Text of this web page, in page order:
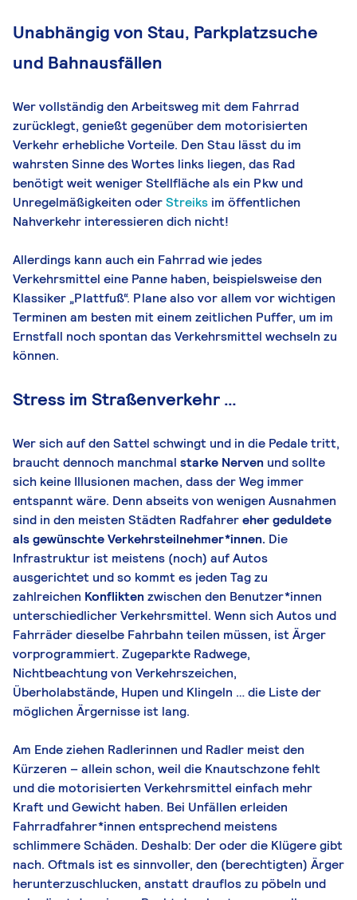
Unabhängig von Stau, Parkplatzsuche
und Bahnausfällen
Wer vollständig den Arbeitsweg mit dem Fahrrad
zurücklegt, genießt gegenüber dem motorisierten
Verkehr erhebliche Vorteile. Den Stau lässt du im
wahrsten Sinne des Wortes links liegen, das Rad
benötigt weit weniger Stellfläche als ein Pkw und
Unregelmäßigkeiten oderStreiks im öffentlichen
Nahverkehr interessieren dich nicht!
Allerdings kann auch ein Fahrrad wie jedes
Verkehrsmittel eine Panne haben, beispielsweise den
Klassiker „Plattfuß“. Plane also vor allem vor wichtigen
Terminen am besten mit einem zeitlichen Puffer, um im
Ernstfall noch spontan das Verkehrsmittel wechseln zu
können.
Stress im Straßenverkehr …
Wer sich auf den Sattel schwingt und in die Pedale tritt,
braucht dennoch manchmal starke Nerven und sollte
sich keine Illusionen machen, dass der Weg immer
entspannt wäre. Denn abseits von wenigen Ausnahmen
sind in den meisten Städten Radfahrereher geduldete
als gewünschte Verkehrsteilnehmer*innen. Die
Infrastruktur ist meistens (noch) auf Autos
ausgerichtet und so kommt es jeden Tag zu
zahlreichen Konfliktenzwischen den Benutzer*innen
unterschiedlicher Verkehrsmittel. Wenn sich Autos und
Fahrräder dieselbe Fahrbahn teilen müssen, ist Ärger
vorprogrammiert. Zugeparkte Radwege,
Nichtbeachtung von Verkehrszeichen,
Überholabstände, Hupen und Klingeln … die Liste der
möglichen Ärgernisse ist lang.
Am Ende ziehen Radlerinnen und Radler meist den
Kürzeren – allein schon, weil die Knautschzone fehlt
und die motorisierten Verkehrsmittel einfach mehr
Kraft und Gewicht haben. Bei Unfällen erleiden
Fahrradfahrer*innen entsprechend meistens
schlimmere Schäden. Deshalb: Der oder die Klügere gibt
nach. Oftmals ist es sinnvoller, den (berechtigten) Ärger
herunterzuschlucken, anstatt drauflos zu pöbeln und